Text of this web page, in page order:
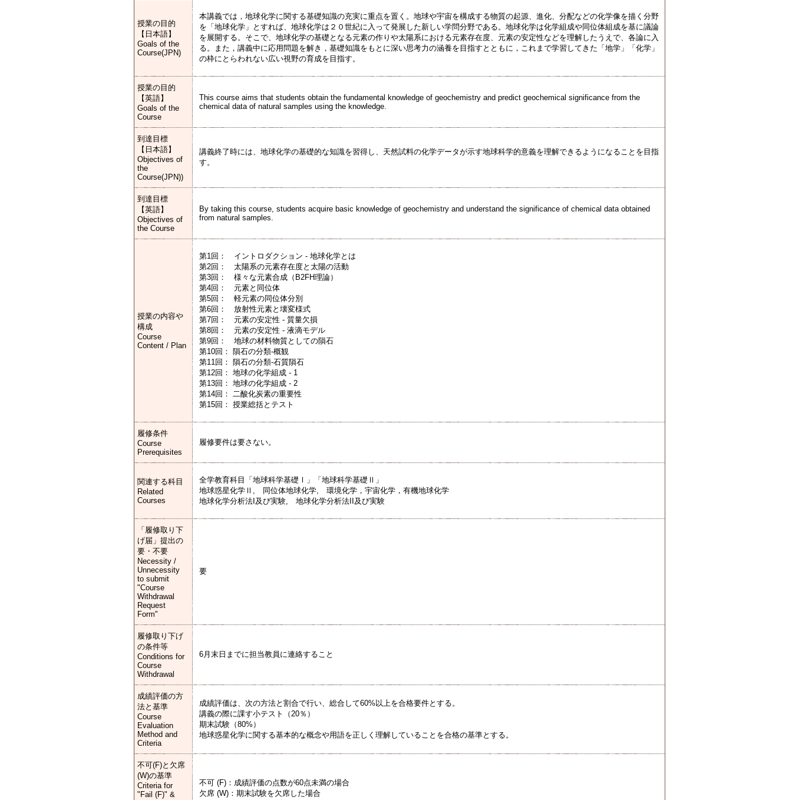
授業の目的
【日本語】
Goals of the
Course(JPN)
本講義では，地球化学に関する基礎知識の充実に重点を置く。地球や宇宙を構成する物質の起源、進化、分配などの化学像を描く分野
を「地球化学」とすれば、地球化学は２０世紀に入って発展した新しい学問分野である。地球化学は化学組成や同位体組成を基に議論
を展開する。そこで、地球化学の基礎となる元素の作りや太陽系における元素存在度、元素の安定性などを理解したうえで、各論に入
る。また，講義中に応用問題を解き，基礎知識をもとに深い思考力の涵養を目指すとともに，これまで学習してきた「地学」「化学」
の枠にとらわれない広い視野の育成を目指す。
授業の目的
【英語】
Goals of the
Course
This course aims that students obtain the fundamental knowledge of geochemistry and predict geochemical significance from the
chemical data of natural samples using the knowledge.
到達目標
【日本語】
Objectives of
the
Course(JPN))
講義終了時には、地球化学の基礎的な知識を習得し、天然試料の化学データが示す地球科学的意義を理解できるようになることを目指
す。
到達目標
【英語】
Objectives of
the Course
By taking this course, students acquire basic knowledge of geochemistry and understand the significance of chemical data obtained
from natural samples.
授業の内容や
構成
Course
Content / Plan
第1回： イントロダクション - 地球化学とは
第2回： 太陽系の元素存在度と太陽の活動
第3回： 様々な元素合成（B2FH理論）
第4回： 元素と同位体
第5回： 軽元素の同位体分別
第6回： 放射性元素と壊変様式
第7回： 元素の安定性 - 質量欠損
第8回： 元素の安定性 - 液滴モデル
第9回： 地球の材料物質としての隕石
第10回： 隕石の分類-概観
第11回： 隕石の分類-石質隕石
第12回： 地球の化学組成 - 1
第13回： 地球の化学組成 - 2
第14回： 二酸化炭素の重要性
第15回： 授業総括とテスト
履修条件
Course
Prerequisites
履修要件は要さない。
関連する科目
Related
Courses
全学教育科目「地球科学基礎Ⅰ」「地球科学基礎Ⅱ」
地球惑星化学Ⅱ, 同位体地球化学, 環境化学，宇宙化学，有機地球化学
地球化学分析法I及び実験, 地球化学分析法II及び実験
「履修取り下
げ届」提出の
要・不要
Necessity /
Unnecessity
to submit
"Course
Withdrawal
Request
Form"
要
履修取り下げ
の条件等
Conditions for
Course
Withdrawal
6月末日までに担当教員に連絡すること
成績評価の方
法と基準
Course
Evaluation
Method and
Criteria
成績評価は、次の方法と割合で行い、総合して60%以上を合格要件とする。
講義の際に課す小テスト（20％）
期末試験（80%）
地球惑星化学に関する基本的な概念や用語を正しく理解していることを合格の基準とする。
不可(F)と欠席
(W)の基準
Criteria for
"Fail (F)" &
不可 (F)：成績評価の点数が60点未満の場合
欠席 (W)：期末試験を欠席した場合